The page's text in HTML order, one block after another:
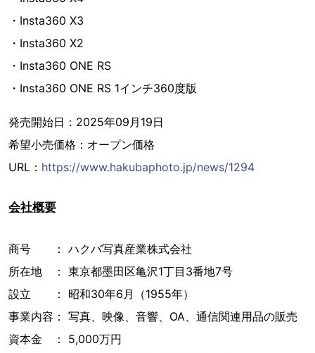
・Insta360 X3
・Insta360 X2
・Insta360 ONE RS
・Insta360 ONE RS 1インチ360度版
発売開始日：2025年09月19日
希望小売価格：オープン価格
URL： https://www.hakubaphoto.jp/news/1294
会社概要
商号 ： ハクバ写真産業株式会社
所在地 ： 東京都墨田区亀沢1丁目3番地7号
設立 ： 昭和30年6月（1955年）
事業内容： 写真、映像、音響、OA、通信関連用品の販売
資本金 ： 5,000万円